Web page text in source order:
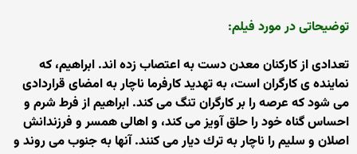
توضیحاتی در مورد فیلم:
تعدادی از كاركنان معدن دست به اعتصاب زده اند. ابراهیم، كه
نماینده ی كارگران است، به تهدید كارفرما ناچار به امضای قراردادی
می شود كه عرصه را بر كارگران تنگ می كند. ابراهیم از فرط شرم و
احساس گناه خود را حلق آویز می كند، و اهالی همسر و فرزندانش
اصلان و سلیم را ناچار به ترك دیار می كنند. آنها به جنوب می روند و